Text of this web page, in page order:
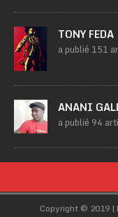
TONY FEDA
a publié 151
ANANI
a publié 94
Copyright © 2019 |